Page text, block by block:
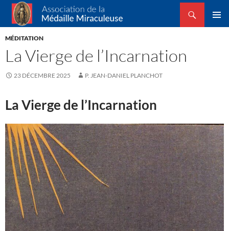
Association de la Médaille Miraculeuse
Recherche
ALLER
AU
MÉDITATION
La Vierge de l’Incarnation
23 DÉCEMBRE 2025 P. JEAN-DANIEL PLANCHOT
La Vierge de l’Incarnation